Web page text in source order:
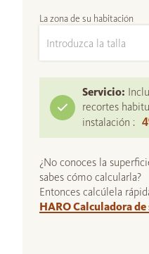
La zona de su habitación
Servicio:
recortes
instalación :
¿No conoces la
sabes cómo calcularla?
Entonces calcúlela
HARO Calculadora